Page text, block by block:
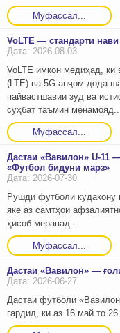
Муфассал...
VoLTE — стандарти
Дата: 2026-08-03
VoLTE имкон медиҳад, ки
(LTE) ва 5G анҷом дода
пайвастшавии зуд ва
суҳбат таъмин
Муфассал...
Дастаи «Вавилон» U-11
«Футбол бидуни марз»
Дата: 2026-07-30
Рушди футболи кӯдакону
яке аз самтҳои
ҳисоб меравад...
Муфассал...
Дастаи «Вавилон» —
Дата: 2026-06-27
Дастаи футболи
гардид, ки аз 16 май то